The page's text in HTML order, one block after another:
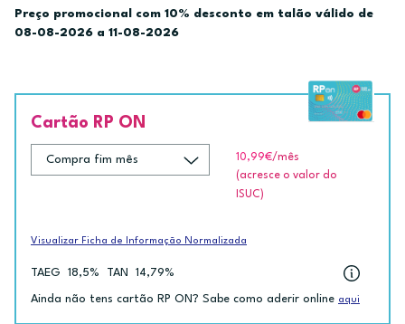
Preço promocional com 10% desconto em talão válido de
08-08-2026 a 11-08-2026
Cartão RP ON
10,99€/mês
(acresce o valor do
ISUC)
Visualizar Ficha de Informação Normalizada
TAEG 18,5% TAN 14,79%
Ainda não tens cartão RP ON? Sabe como aderir online aqui